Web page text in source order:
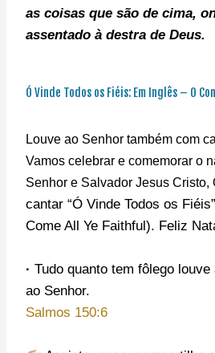
as coisas que são de cima,
assentado à destra de Deus.
Ó Vinde Todos os Fiéis: Em Inglês – O
Louve ao Senhor também com
Vamos celebrar e comemorar o
Senhor e Salvador Jesus
cantar “Ó Vinde Todos os
Come All Ye Faithful). Feliz
· Tudo quanto tem fôlego louve
ao Senhor.
Salmos 150:6